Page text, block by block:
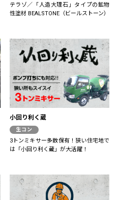
テラゾ／「人造大理石」タイプの鉱物
性塗材 BEALSTONE（ビールストーン）
小回り利く蔵
生コン
3トンミキサー多数保有！狭い住宅地で
は「小回り利く蔵」が大活躍！